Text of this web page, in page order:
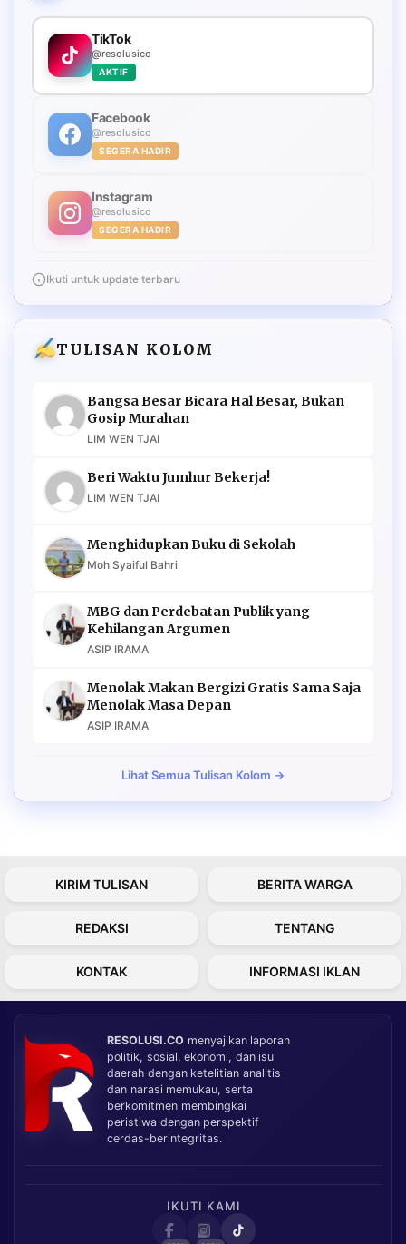
TikTok
@resolusico
AKTIF
Facebook
@resolusico
SEGERA HADIR
Instagram
@resolusico
SEGERA HADIR
Ikuti untuk update terbaru
TULISAN KOLOM
Bangsa Besar Bicara Hal Besar, Bukan
Gosip Murahan
LIM WEN TJAI
Beri Waktu Jumhur Bekerja!
LIM WEN TJAI
Menghidupkan Buku di Sekolah
Moh Syaiful Bahri
MBG dan Perdebatan Publik yang
Kehilangan Argumen
ASIP IRAMA
Menolak Makan Bergizi Gratis Sama Saja
Menolak Masa Depan
ASIP IRAMA
Lihat Semua Tulisan Kolom →
KIRIM TULISAN BERITA WARGA
REDAKSI TENTANG
KONTAK INFORMASI IKLAN
RESOLUSI.CO menyajikan laporan
politik, sosial, ekonomi, dan isu
daerah dengan ketelitian analitis
dan narasi memukau, serta
berkomitmen membingkai
peristiwa dengan perspektif
cerdas-berintegritas.
IKUTI KAMI